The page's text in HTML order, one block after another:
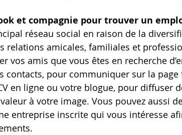
et compagnie pour trouver un
réseau social en raison de la
relations amicales, familiales et
vos amis que vous êtes en recherche
contacts, pour communiquer sur la
en ligne ou votre blogue, pour diffuser
à votre image. Vous pouvez aussi
entreprise inscrite qui vous intéresse